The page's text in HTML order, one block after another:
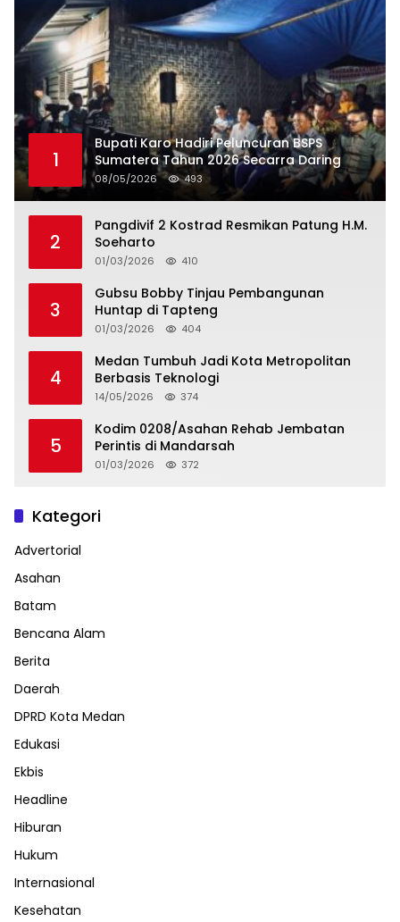
1
Bupati Karo Hadiri Peluncuran BSPS
Sumatera Tahun 2026 Secarra Daring
08/05/2026 493
2
Pangdivif 2 Kostrad Resmikan Patung H.M.
Soeharto
01/03/2026 410
3
Gubsu Bobby Tinjau Pembangunan
Huntap di Tapteng
01/03/2026 404
4
Medan Tumbuh Jadi Kota Metropolitan
Berbasis Teknologi
14/05/2026 374
5
Kodim 0208/Asahan Rehab Jembatan
Perintis di Mandarsah
01/03/2026 372
Kategori
Advertorial
Asahan
Batam
Bencana Alam
Berita
Daerah
DPRD Kota Medan
Edukasi
Ekbis
Headline
Hiburan
Hukum
Internasional
Kesehatan